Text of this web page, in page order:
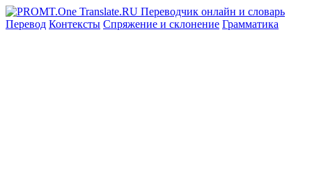
Перевод Контексты Спряжение и склонение Грамматика